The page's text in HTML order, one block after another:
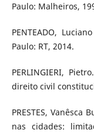
Paulo: Malheiros,
PENTEADO,
Paulo: RT, 2014.
PERLINGIERI,
direito civil
PRESTES,
nas cidades: